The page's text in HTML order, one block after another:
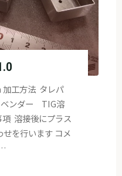
工方法 タレパ
ンダー TIG溶
溶接後にプラス
を行います コメ